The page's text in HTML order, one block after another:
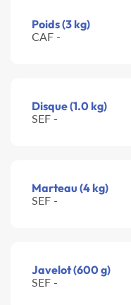
Poids (3 kg)
CAF -
Disque (1.0 kg)
SEF -
Marteau (4 kg)
SEF -
Javelot (600 g)
SEF -